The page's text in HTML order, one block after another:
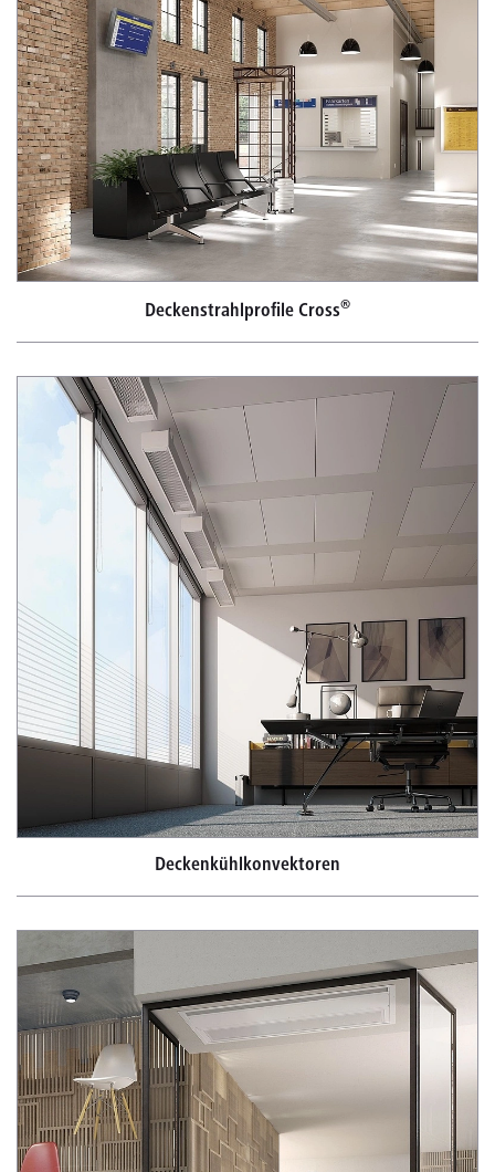
Deckenstrahlprofile Cross®
Deckenkühlkonvektoren